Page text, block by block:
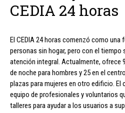
CEDIA 24 horas
El CEDIA 24 horas comenzó como una
personas sin hogar, pero con el tiempo
atención integral. Actualmente, ofrece
de noche para hombres y 25 en el
plazas para mujeres en otro edificio. El
equipo de profesionales y voluntarios
talleres para ayudar a los usuarios a